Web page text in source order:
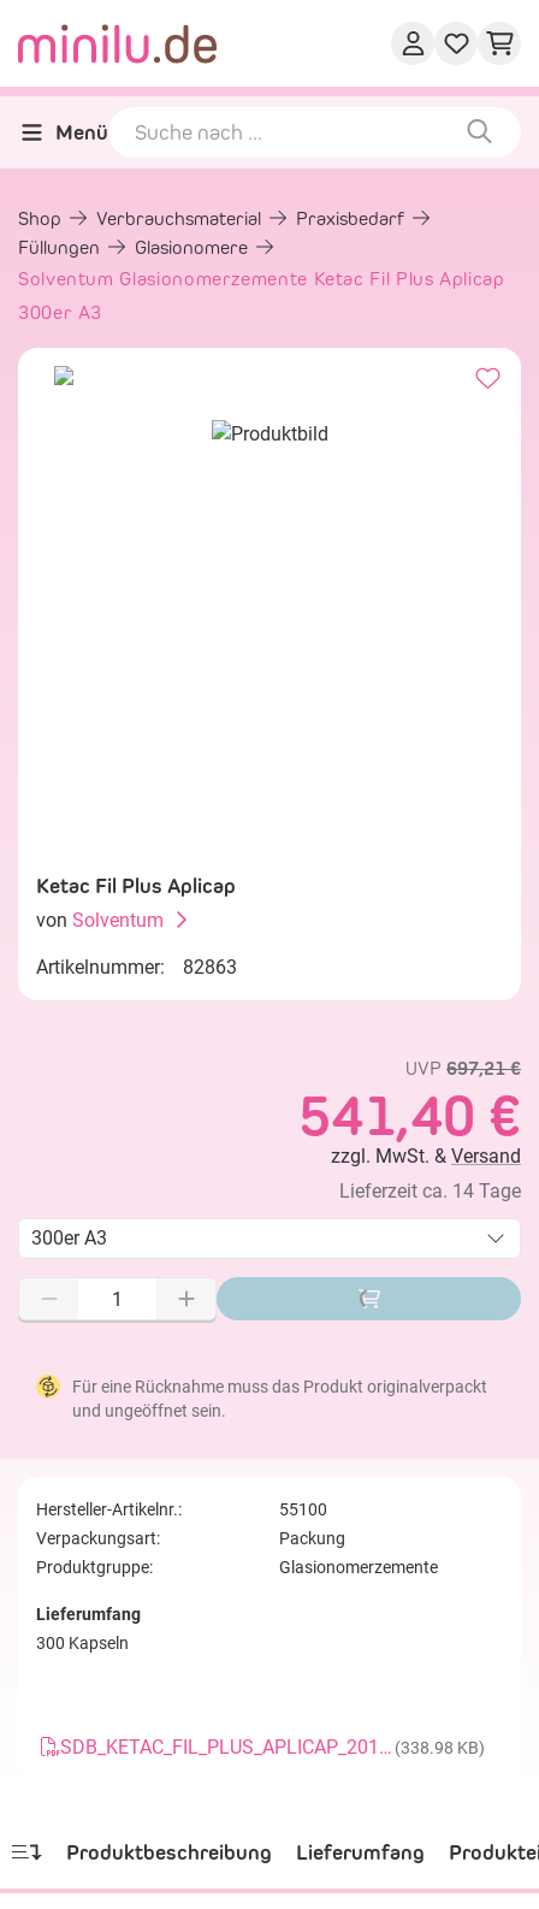
Menü
Shop Verbrauchsmaterial
Praxisbedarf
Füllungen
Glasionomere
Solventum Glasionomerzemente Ketac Fil Plus Aplicap
300er A3
Ketac Fil Plus Aplicap
von Solventum
Artikelnummer: 82863
UVP 697,21 €
541,40 €
zzgl. MwSt. & Versand
Lieferzeit ca. 14 Tage
300er A3
Für eine Rücknahme muss das Produkt originalverpackt
und ungeöffnet sein.
Hersteller-Artikelnr.:
55100
Verpackungsart:
Packung
Produktgruppe:
Glasionomerzemente
Lieferumfang
300 Kapseln
SDB_KETAC_FIL_PLUS_APLICAP_20121122_DE (338.98 KB)
Produktbeschreibung Lieferumfang